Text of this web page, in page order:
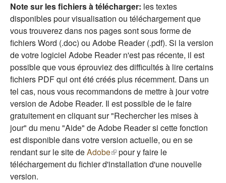
Note sur les fichiers à télécharger: les textes
disponibles pour visualisation ou téléchargement que
vous trouverez dans nos pages sont sous forme de
fichiers Word (.doc) ou Adobe Reader (.pdf). Si la version
de votre logiciel Adobe Reader n'est pas récente, il est
possible que vous éprouviez des difficultés à lire certains
fichiers PDF qui ont été créés plus récemment. Dans un
tel cas, nous vous recommandons de mettre à jour votre
version de Adobe Reader. Il est possible de le faire
gratuitement en cliquant sur "Rechercher les mises à
jour" du menu "Aide" de Adobe Reader si cette fonction
est disponible dans votre version actuelle, ou en se
rendant sur le site deAdobe(le lien est externe)
pour y faire le
téléchargement du fichier d'installation d'une nouvelle
version.